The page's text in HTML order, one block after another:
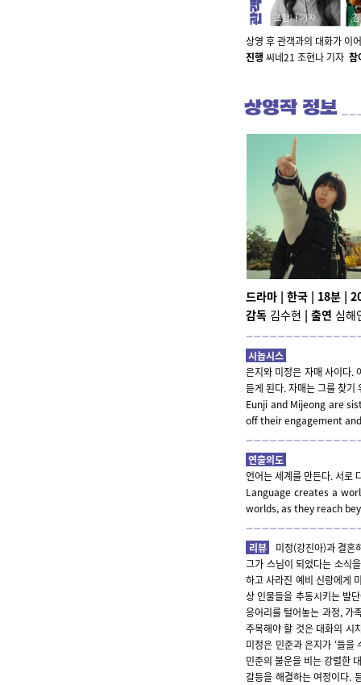
상영 후관객과의 대화가 이
진행 씨네21 조현나 기자 참
드라마 | 한국 | 18분 |
감독 김수현 | 출연 심해
시놉시스
은지와 미정은 자매 사이다.
듣게 된다. 자매는 그를 찾기
Eunji and Mijeong are
off their engagement
연출의도
언어는 세계를 만든다. 서로
Language creates a
worlds, as they reach
리뷰
미정(강진아)과 결혼
그가 스님이 되었다는 소식
하고 사라진 예비 신랑에게
상 인물들을 추동시키는 발
응어리를 털어놓는 과정, 가
주목해야 할 것은 대화의 시
미정은 민준과 은지가 ‘들
민준의 불운을 비는 강렬한
갈등을 해결하는 여정이다.